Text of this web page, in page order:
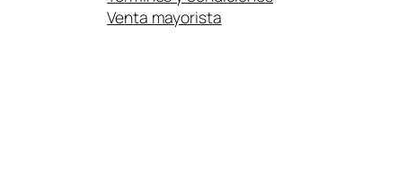
Venta mayorista